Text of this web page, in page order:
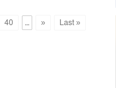
40 ... » Last »